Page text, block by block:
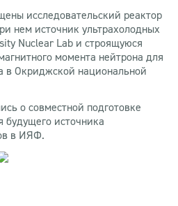
исследовательский реактор
нем источник ультрахолодных
Nuclear Lab и строящуюся
момента нейтрона для
в Окриджской национальной
о совместной подготовке
будущего источника
в ИЯФ.